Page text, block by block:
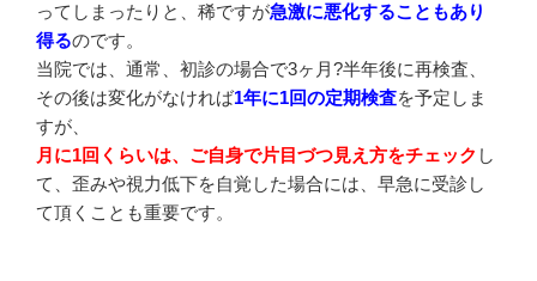
ってしまったりと、稀ですが急激に悪化することもあり
得るのです。
当院では、通常、初診の場合で3ヶ月?半年後に再検査、
その後は変化がなければ1年に1回の定期検査を予定しま
すが、
月に1回くらいは、ご自身で片目づつ見え方をチェック し
て、歪みや視力低下を自覚した場合には、早急に受診し
て頂くことも重要です。